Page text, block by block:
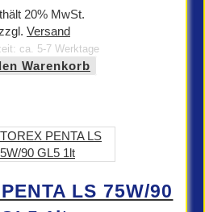
20% MwSt.
Versand
ca. 5-7 Werktage
Warenkorb
LS 75W/90